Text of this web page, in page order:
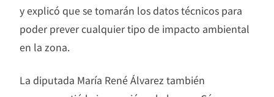
y explicó que se tomarán los datos técnicos para
poder prever cualquier tipo de impacto ambiental
en la zona.
La diputada María René Álvarez también